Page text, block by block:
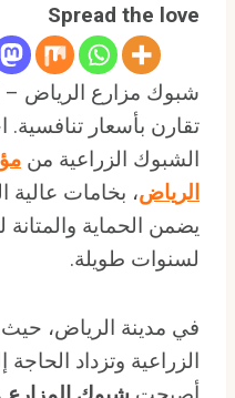
Spread the love
شبوك مزارع الرياض –
تقارن بأسعار
الشبوك الزراعية من
الرياض، بخامات عالية
يضمن الحماية
لسنوات طويلة.
في مدينة الرياض،
الزراعية وتزداد الحاجة